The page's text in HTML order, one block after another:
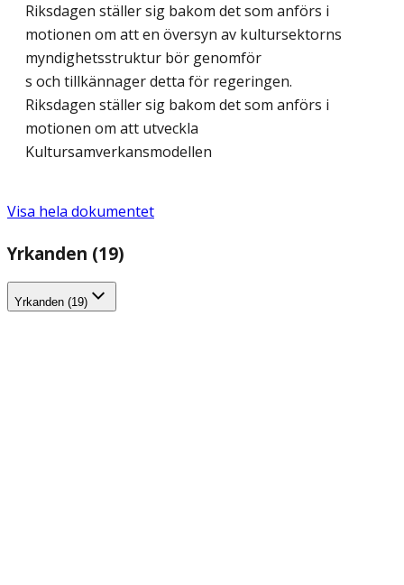
Riksdagen ställer sig bakom det som anförs i
motionen om att en översyn av kultursektorns
myndighetsstruktur bör genomför
s och tillkännager detta för regeringen.
Riksdagen ställer sig bakom det som anförs i
motionen om att utveckla
Kultursamverkansmodellen
Visa hela dokumentet
Yrkanden (19)
Yrkanden (19)